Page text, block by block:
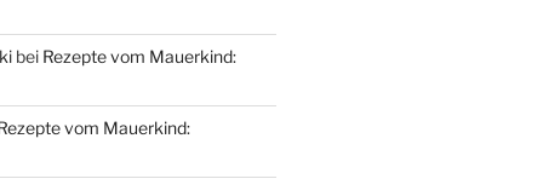
bei Rezepte vom Mauerkind:
vom Mauerkind: